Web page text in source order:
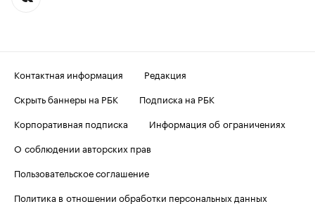
Контактная информация
Редакция
Скрыть баннеры на РБК
Подписка на РБК
Корпоративная подписка
Информация об ограничениях
О соблюдении авторских прав
Пользовательское соглашение
Политика в отношении обработки персональных данных